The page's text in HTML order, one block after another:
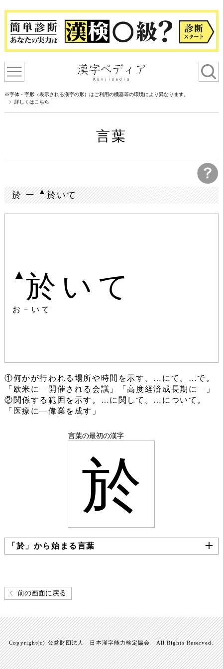
※字体・字形（表示される漢字の形）はご利用の機器等の環境により異なります。
詳しくはこちら
言葉
於 ー▲於いて
▲ 於いて
お－いて
①何かが行われる場所や時間を示す。…にて。…で。
「欧米に―開催される会議」「高度経済成長期に―」
②関係する範囲を示す。…に関して。…について。
「医療に―偉業を成す」
言葉の最初の漢字
於
「於」から始まる言葉
前の画面に戻る
Copyright(c) 公益財団法人 日本漢字能力検定協会 All Rights Reserved.